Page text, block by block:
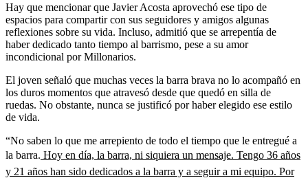
Hay que mencionar que Javier Acosta aprovechó ese tipo de
espacios para compartir con sus seguidores y amigos algunas
reflexiones sobre su vida. Incluso, admitió que se arrepentía de
haber dedicado tanto tiempo al barrismo, pese a su amor
incondicional por Millonarios.
El joven señaló que muchas veces la barra brava no lo acompañó en
los duros momentos que atravesó desde que quedó en silla de
ruedas. No obstante, nunca se justificó por haber elegido ese estilo
de vida.
“No saben lo que me arrepiento de todo el tiempo que le entregué a
la barra. Hoy en día, la barra, ni siquiera un mensaje. Tengo 36 años
y 21 años han sido dedicados a la barra y a seguir a mi equipo. Por